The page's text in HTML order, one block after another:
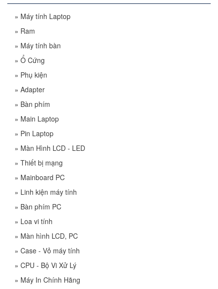
» Máy tính Laptop
» Ram
» Máy tính bàn
» Ổ Cứng
» Phụ kiện
» Adapter
» Bàn phím
» Main Laptop
» Pin Laptop
» Màn Hình LCD - LED
» Thiết bị mạng
» Mainboard PC
» Linh kiện máy tính
» Bàn phím PC
» Loa vi tính
» Màn hình LCD, PC
» Case - Vỏ máy tính
» CPU - Bộ Vi Xử Lý
» Máy In Chính Hãng